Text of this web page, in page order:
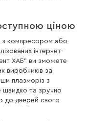
ціною
з компресором або
інтернет-
ХАБ" ви зможете
виробників за
плазморіз з
швидко та зручно
до дверей свого